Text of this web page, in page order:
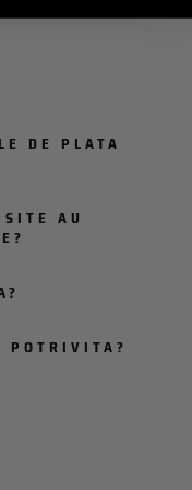
DE PLATA
AU
POTRIVITA?